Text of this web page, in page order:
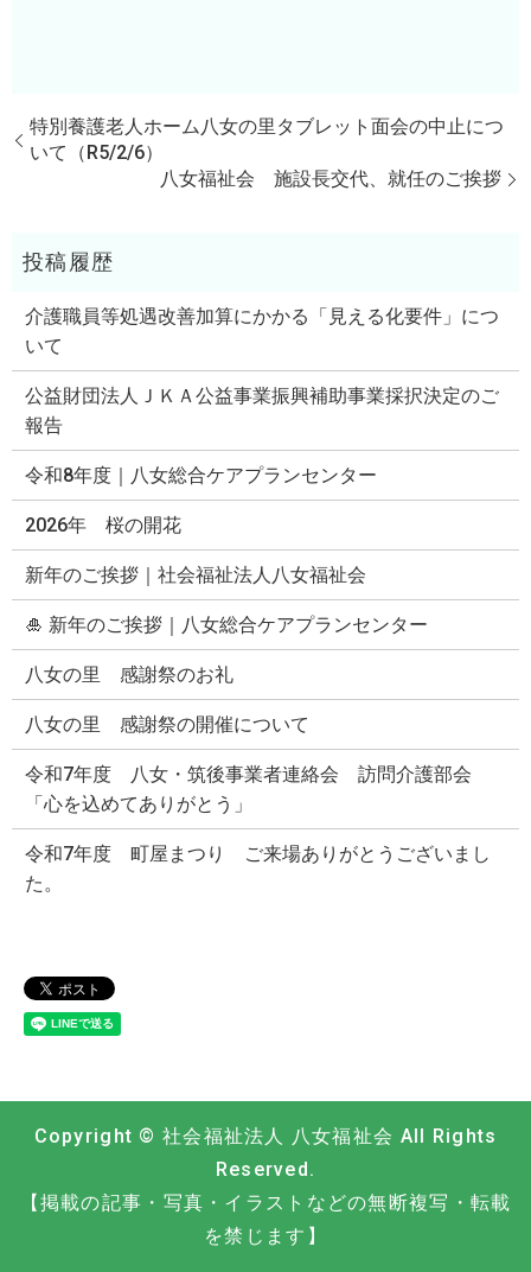
特別養護老人ホーム八女の里タブレット面会の中止につ
いて（R5/2/6）
八女福祉会 施設長交代、就任のご挨拶
介護職員等処遇改善加算にかかる「見える化要件」につ
いて
公益財団法人ＪＫＡ公益事業振興補助事業採択決定のご
報告
令和8年度｜八女総合ケアプランセンター
2026年 桜の開花
新年のご挨拶｜社会福祉法人八女福祉会
🎍 新年のご挨拶｜八女総合ケアプランセンター
八女の里 感謝祭のお礼
八女の里 感謝祭の開催について
令和7年度 八女・筑後事業者連絡会 訪問介護部会
「心を込めてありがとう」
令和7年度 町屋まつり ご来場ありがとうございまし
た。
Copyright © 社会福祉法人 八女福祉会 All Rights
Reserved.
【掲載の記事・写真・イラストなどの無断複写・転載
を禁じます】